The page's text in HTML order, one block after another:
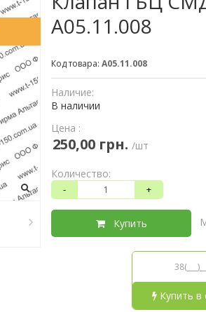
А05.11.008
Код товара: А05.11.008
Наличие:
В наличии
Цена :
250,00 грн. /шт
Количество:
- +
Купить
Купить в